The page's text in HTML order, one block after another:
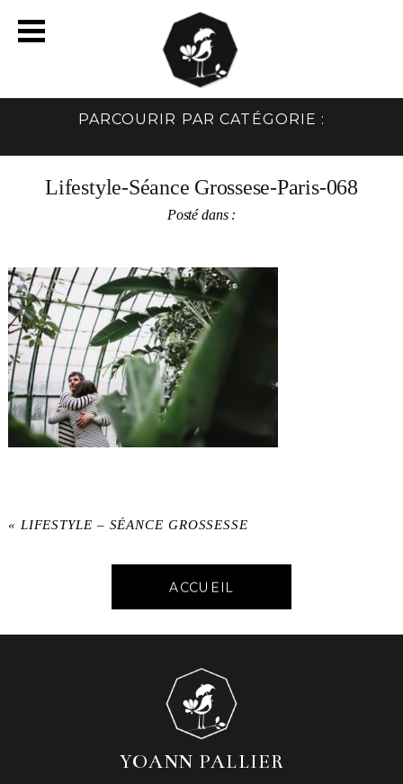
PARCOURIR PAR CATÉGORIE :
Lifestyle-Séance Grossese-Paris-068
Posté dans :
« LIFESTYLE – SÉANCE GROSSESSE
ACCUEIL
YOANN PALLIER